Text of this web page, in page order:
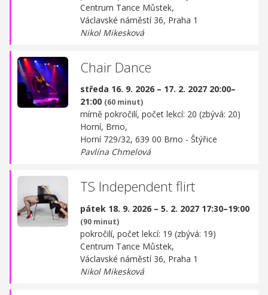
Centrum Tance Můstek,
Václavské náměstí 36, Praha 1
Nikol Mikesková
Chair Dance
středa 16. 9. 2026 – 17. 2. 2027 20:00–
21:00 (60 minut)
mírně pokročilí, počet lekcí: 20 (zbývá: 20)
Horní, Brno,
Horní 729/32, 639 00 Brno - Štýřice
Pavlína Chmelová
TS Independent flirt
pátek 18. 9. 2026 – 5. 2. 2027 17:30–19:00
(90 minut)
pokročilí, počet lekcí: 19 (zbývá: 19)
Centrum Tance Můstek,
Václavské náměstí 36, Praha 1
Nikol Mikesková